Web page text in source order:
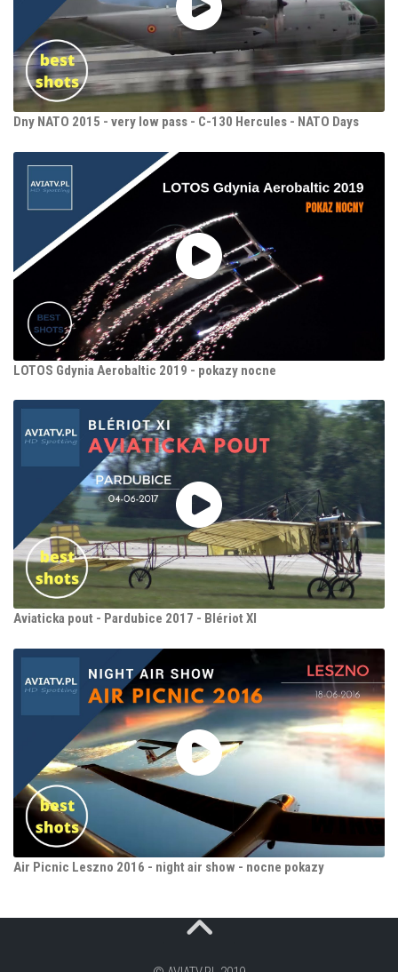
Dny NATO 2015 - very low pass - C-130 Hercules - NATO Days
LOTOS Gdynia Aerobaltic 2019 - pokazy nocne
Aviaticka pout - Pardubice 2017 - Blériot XI
Air Picnic Leszno 2016 - night air show - nocne pokazy